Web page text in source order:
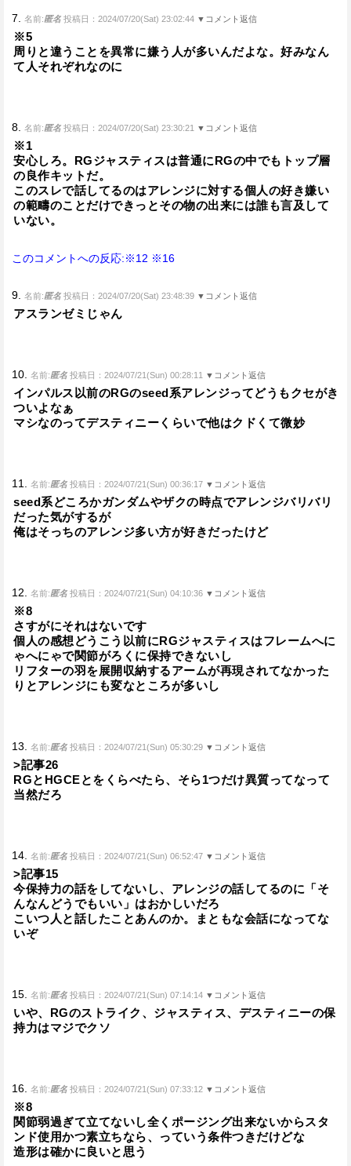
7. 名前:匿名 投稿日：2024/07/20(Sat) 23:02:44 ▼コメント返信
※5
周りと違うことを異常に嫌う人が多いんだよな。好みなん
て人それぞれなのに
8. 名前:匿名 投稿日：2024/07/20(Sat) 23:30:21 ▼コメント返信
※1
安心しろ。RGジャスティスは普通にRGの中でもトップ層
の良作キットだ。
このスレで話してるのはアレンジに対する個人の好き嫌い
の範疇のことだけできっとその物の出来には誰も言及して
いない。
このコメントへの反応:※12 ※16
9. 名前:匿名 投稿日：2024/07/20(Sat) 23:48:39 ▼コメント返信
アスランゼミじゃん
10. 名前:匿名 投稿日：2024/07/21(Sun) 00:28:11 ▼コメント返信
インパルス以前のRGのseed系アレンジってどうもクセがき
ついよなぁ
マシなのってデスティニーくらいで他はクドくて微妙
11. 名前:匿名 投稿日：2024/07/21(Sun) 00:36:17 ▼コメント返信
seed系どころかガンダムやザクの時点でアレンジバリバリ
だった気がするが
俺はそっちのアレンジ多い方が好きだったけど
12. 名前:匿名 投稿日：2024/07/21(Sun) 04:10:36 ▼コメント返信
※8
さすがにそれはないです
個人の感想どうこう以前にRGジャスティスはフレームへに
ゃへにゃで関節がろくに保持できないし
リフターの羽を展開収納するアームが再現されてなかった
りとアレンジにも変なところが多いし
13. 名前:匿名 投稿日：2024/07/21(Sun) 05:30:29 ▼コメント返信
>記事26
RGとHGCEとをくらべたら、そら1つだけ異質ってなって
当然だろ
14. 名前:匿名 投稿日：2024/07/21(Sun) 06:52:47 ▼コメント返信
>記事15
今保持力の話をしてないし、アレンジの話してるのに「そ
んなんどうでもいい」はおかしいだろ
こいつ人と話したことあんのか。まともな会話になってな
いぞ
15. 名前:匿名 投稿日：2024/07/21(Sun) 07:14:14 ▼コメント返信
いや、RGのストライク、ジャスティス、デスティニーの保
持力はマジでクソ
16. 名前:匿名 投稿日：2024/07/21(Sun) 07:33:12 ▼コメント返信
※8
関節弱過ぎて立てないし全くポージング出来ないからスタ
ンド使用かつ素立ちなら、っていう条件つきだけどな
造形は確かに良いと思う